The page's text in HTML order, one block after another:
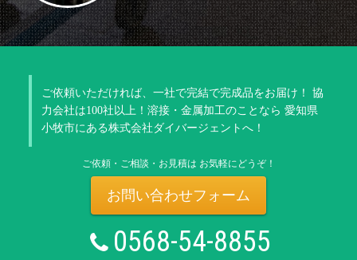
ご依頼いただければ、一社で完結で完成品をお届け！
協
力会社は100社以上！溶接・金属加工のことなら 愛知県
小牧市にある株式会社ダイバージェントへ！
ご依頼・ご相談・お見積は お気軽にどうぞ！
お問い合わせフォーム
0568-54-8855